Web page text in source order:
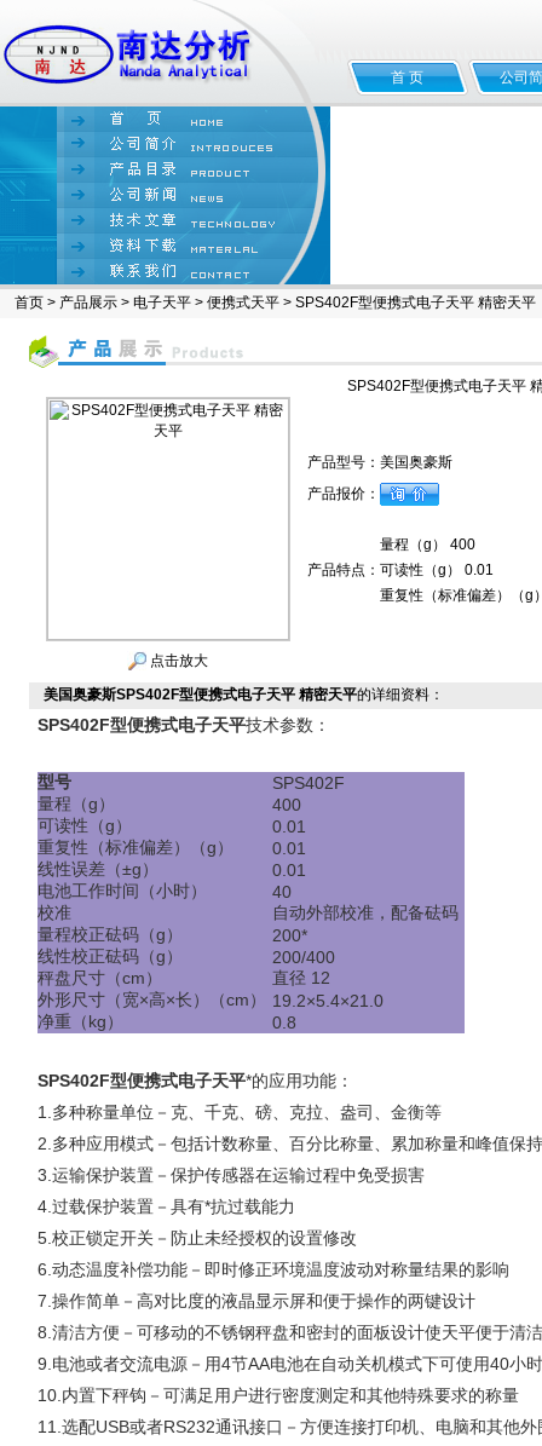
首 页 公司
首页 > 产品展示 > 电子天平 > 便携式天平 > SPS402F型便携式电子天平 精密天平
SPS402F型便携式电子天平
点击放大
产品型号： 美国奥豪斯
产品报价：
产品特点：
量程（g） 400
可读性（g） 0.01
重复性（标准偏差）（g
美国奥豪斯SPS402F型便携式电子天平 精密天平的详细资料：
SPS402F型便携式电子天平技术参数：
型号
SPS402F
量程（g）
400
可读性（g）
0.01
重复性（标准偏差）（g）
0.01
线性误差（±g）
0.01
电池工作时间（小时）
40
校准
自动外部校准，配备砝码
量程校正砝码（g）
200*
线性校正砝码（g）
200/400
秤盘尺寸（cm） 直径 12
外形尺寸（宽×高×长）（cm）
19.2×5.4×21.0
净重（kg） 0.8
SPS402F型便携式电子天平*的应用功能：
1.多种称量单位－克、千克、磅、克拉、盎司、金衡等
2.多种应用模式－包括计数称量、百分比称量、累加称量和峰值保
3.运输保护装置－保护传感器在运输过程中免受损害
4.过载保护装置－具有*抗过载能力
5.校正锁定开关－防止未经授权的设置修改
6.动态温度补偿功能－即时修正环境温度波动对称量结果的影响
7.操作简单－高对比度的液晶显示屏和便于操作的两键设计
8.清洁方便－可移动的不锈钢秤盘和密封的面板设计使天平便于清
9.电池或者交流电源－用4节AA电池在自动关机模式下可使用40小
10.内置下秤钩－可满足用户进行密度测定和其他特殊要求的称量
11.选配USB或者RS232通讯接口－方便连接打印机、电脑和其他外